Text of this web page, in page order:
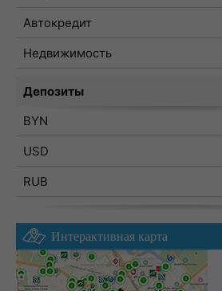
Автокредит
Недвижимость
Депозиты
BYN
USD
RUB
Интерактивная карта